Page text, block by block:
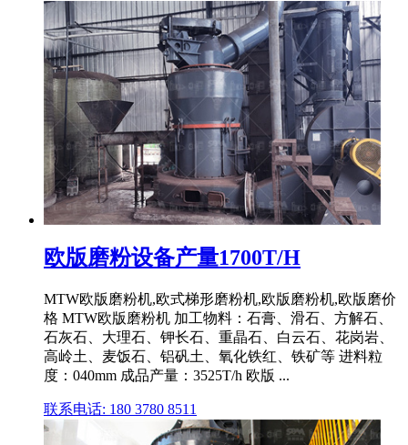
欧版磨粉设备产量1700T/H
MTW欧版磨粉机,欧式梯形磨粉机,欧版磨粉机,欧版磨价
格 MTW欧版磨粉机 加工物料：石膏、滑石、方解石、
石灰石、大理石、钾长石、重晶石、白云石、花岗岩、
高岭土、麦饭石、铝矾土、氧化铁红、铁矿等 进料粒
度：040mm 成品产量：3525T/h 欧版 ...
联系电话: 180 3780 8511